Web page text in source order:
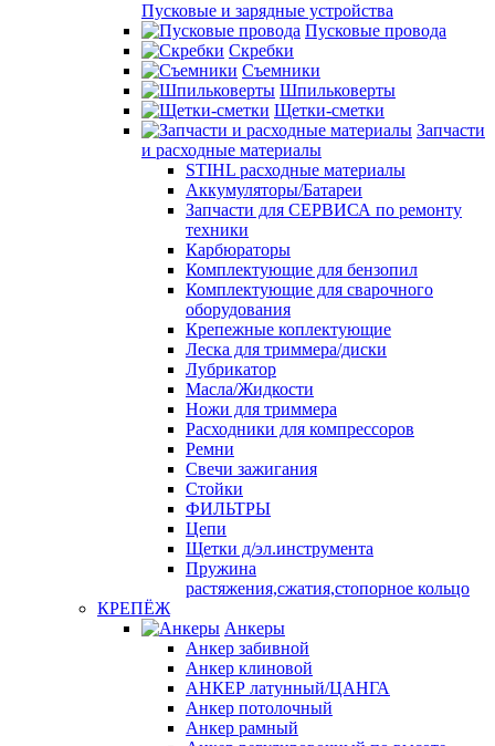
Пусковые и зарядные устройства
Пусковые провода
Скребки
Съемники
Шпильковерты
Щетки-сметки
Запчасти
и расходные материалы
STIHL расходные материалы
Аккумуляторы/Батареи
Запчасти для СЕРВИСА по ремонту
техники
Карбюраторы
Комплектующие для бензопил
Комплектующие для сварочного
оборудования
Крепежные коплектующие
Леска для триммера/диски
Лубрикатор
Масла/Жидкости
Ножи для триммера
Расходники для компрессоров
Ремни
Свечи зажигания
Стойки
ФИЛЬТРЫ
Цепи
Щетки д/эл.инструмента
Пружина
растяжения,сжатия,стопорное кольцо
КРЕПЁЖ
Анкеры
Анкер забивной
Анкер клиновой
АНКЕР латунный/ЦАНГА
Анкер потолочный
Анкер рамный